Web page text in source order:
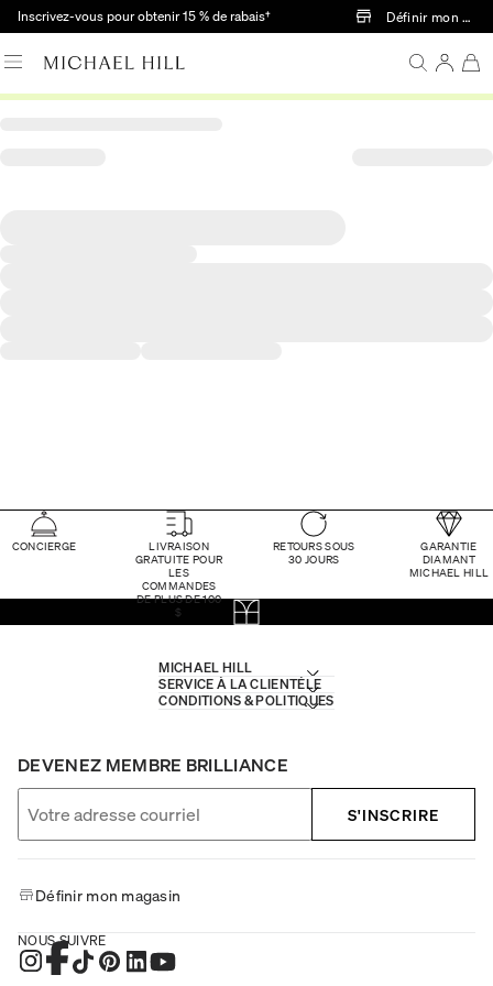
Passer au contenu principal
Inscrivez-vous pour obtenir 15 % de rabais† Définir mon
CONCIERGE
LIVRAISON
GRATUITE POUR
LES
COMMANDES
DE PLUS DE 100
$
RETOURS SOUS
30 JOURS
GARANTIE
DIAMANT
MICHAEL HILL
MICHAEL HILL
SERVICE À LA CLIENTÈLE
CONDITIONS & POLITIQUES
DEVENEZ MEMBRE BRILLIANCE
S'INSCRIRE
Définir mon magasin
NOUS SUIVRE